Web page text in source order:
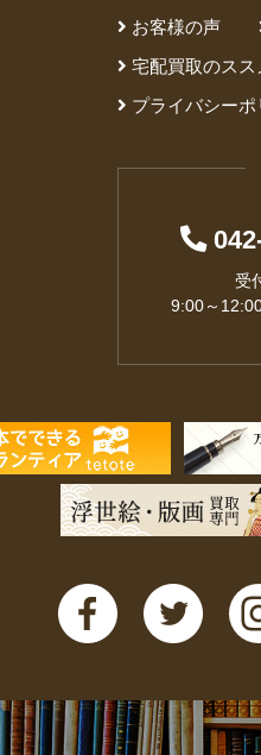
お客様の声
宅配買取のスス
プライバシーポ
受
9:00～